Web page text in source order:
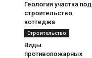
Геология участка под
строительство
коттеджа
Строительство
Виды
противопожарных